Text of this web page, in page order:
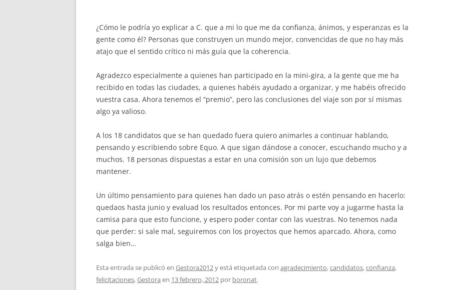
¿Cómo le podría yo explicar a C. que a mi lo que me da confianza, ánimos, y esperanzas es la
gente como él? Personas que construyen un mundo mejor, convencidas de que no hay más
atajo que el sentido crítico ni más guía que la coherencia.
Agradezco especialmente a quienes han participado en la mini-gira, a la gente que me ha
recibido en todas las ciudades, a quienes habéis ayudado a organizar, y me habéis ofrecido
vuestra casa. Ahora tenemos el “premio”, pero las conclusiones del viaje son por sí mismas
algo ya valioso.
A los 18 candidatos que se han quedado fuera quiero animarles a continuar hablando,
pensando y escribiendo sobre Equo. A que sigan dándose a conocer, escuchando mucho y a
muchos. 18 personas dispuestas a estar en una comisión son un lujo que debemos
mantener.
Un último pensamiento para quienes han dado un paso atrás o estén pensando en hacerlo:
quedaos hasta junio y evaluad los resultados entonces. Por mi parte voy a jugarme hasta la
camisa para que esto funcione, y espero poder contar con las vuestras. No tenemos nada
que perder: si sale mal, seguiremos con los proyectos que hemos aparcado. Ahora, como
salga bien…
Esta entrada se publicó en Gestora2012y está etiquetada con agradecimiento,candidatos,confianza,
felicitaciones,Gestora en 13 febrero, 2012 por boronat.